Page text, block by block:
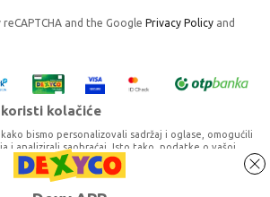
SVOJE SPANSKE LUTKE
and the Google Privacy Policy and
kolačiće
bismo personalizovali sadržaj i oglase, omogućili
i analizirali saobraćaj. Isto tako, podatke o vašoj
delimo s partnerima za društvene medije,
ih mogu kombinovati s drugim podacima koje ste im
ste upotrebljavali njihove usluge. Nastavkom